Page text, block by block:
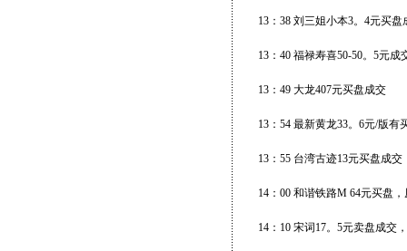
13：38 刘三姐小本3。4元买盘
13：40 福禄寿喜50-50。5元
13：49 大龙407元买盘成交
13：54 最新黄龙33。6元/版有
13：55 台湾古迹13元买盘成交
14：00 和谐铁路M 64元买盘
14：10 宋词17。5元卖盘成交